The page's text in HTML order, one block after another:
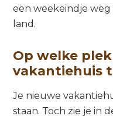
een weekeindje
land.
Op welke
vakantiehuis
Je nieuwe
staan. Toch zie je in